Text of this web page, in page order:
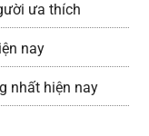
ưa thích
nay
nhất hiện nay